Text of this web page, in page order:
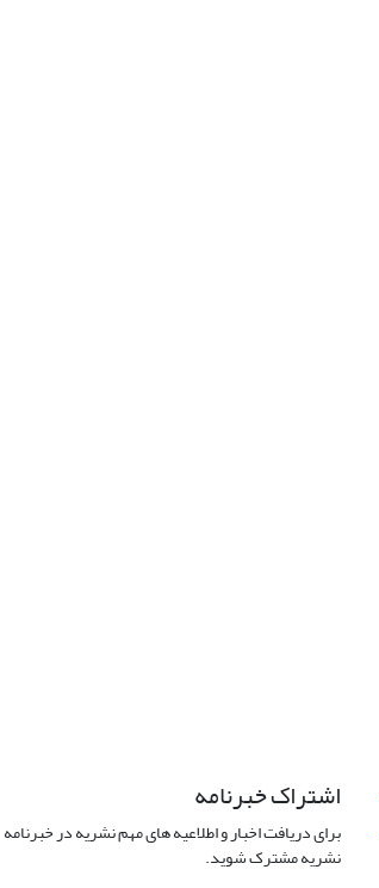
اشتراک خبرنامه
برای دریافت اخبار و اطلاعیه های مهم نشریه در خبرنامه
نشریه مشترک شوید.